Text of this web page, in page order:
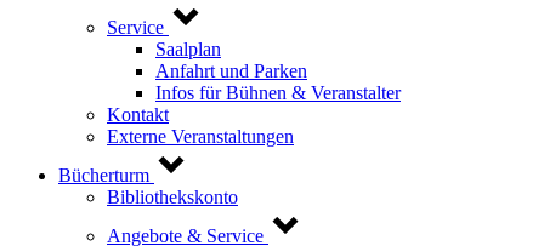
Service
Saalplan
Anfahrt und Parken
Infos für Bühnen & Veranstalter
Kontakt
Externe Veranstaltungen
Bücherturm
Bibliothekskonto
Angebote & Service